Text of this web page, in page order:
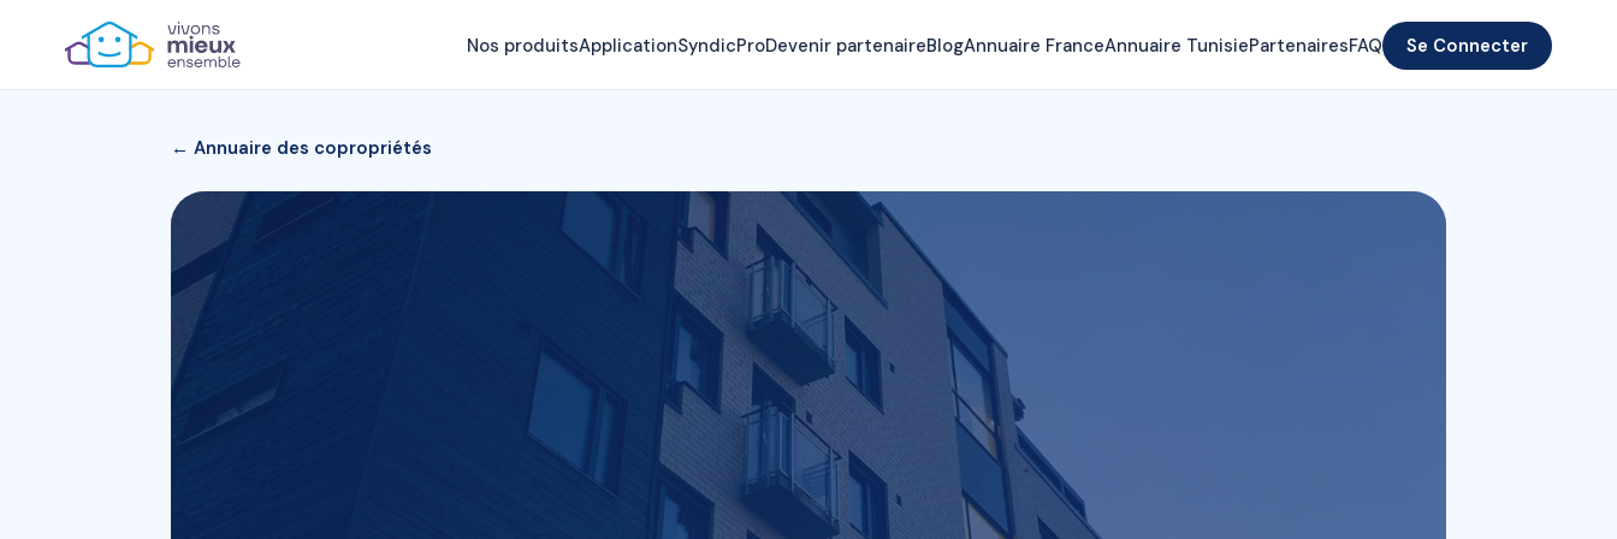
Nos produitsApplicationSyndicProDevenir partenaireBlogAnnuaire FranceAnnuaire TunisiePartenairesFAQ Se Connecter
← Annuaire des copropriétés